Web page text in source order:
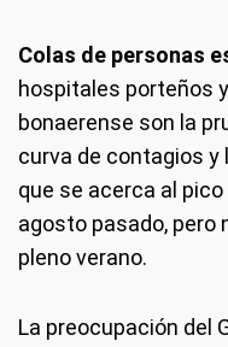
Colas de personas
hospitales porteños
bonaerense son la
curva de contagios y
que se acerca al
agosto pasado, pero
pleno verano.
La preocupación del